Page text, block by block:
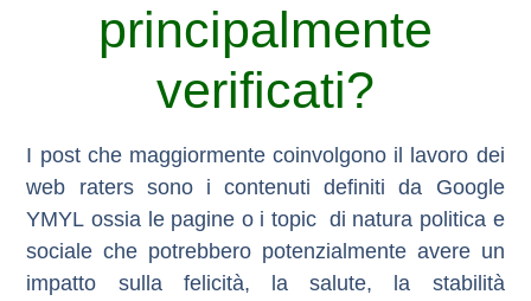
principalmente
verificati?
I post che maggiormente coinvolgono il lavoro dei
web raters sono i contenuti definiti da Google
YMYL ossia le pagine o i topic di natura politica e
sociale che potrebbero potenzialmente avere un
impatto sulla felicità, la salute,
la stabilità